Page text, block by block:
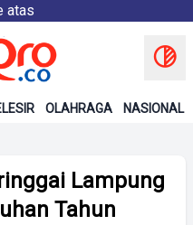
atas
OLAHRAGA NASIONAL
Lampung
Tahun